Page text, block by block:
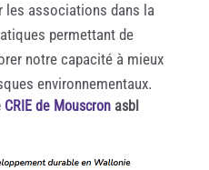
les associations dans la
permettant de
notre capacité à mieux
environnementaux.
CRIE de Mouscronasbl